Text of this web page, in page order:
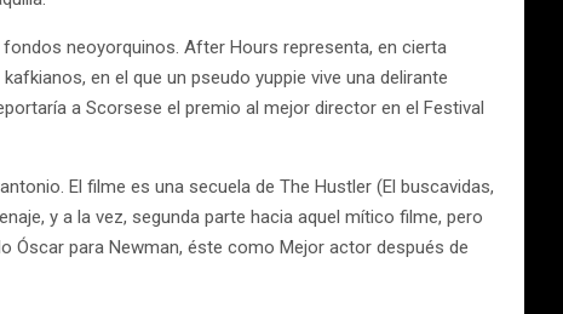
neoyorquinos. After Hours representa, en cierta
en el que un pseudo yuppie vive una delirante
a Scorsese el premio al mejor director en el Festival
El filme es una secuela de The Hustler (El buscavidas,
y a la vez, segunda parte hacia aquel mítico filme, pero
Óscar para Newman, éste como Mejor actor después de